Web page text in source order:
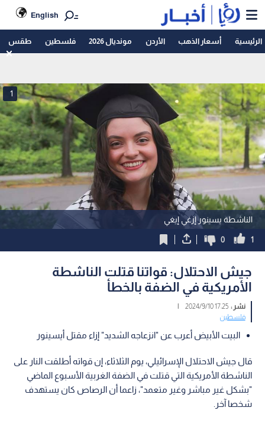
English
الرئيسية أسعار الذهب الأردن مونديال 2026 فلسطين طقس
الناشطة يسينور إزغي إيغي
1
1
0
جيش الاحتلال: قواتنا قتلت الناشطة
الأمريكية في الضفة بالخطأ
نشر :17:25 2024/9/10
|
فلسطين
البيت الأبيض أعرب عن "انزعاجه الشديد" إزاء مقتل أيسينور
قال جيش الاحتلال الإسرائيلي، يوم الثلاثاء، إن قواته أطلقت النار على
الناشطة الأمريكية التي قتلت في الضفة الغربية الأسبوع الماضي
"بشكل غير مباشر وغير متعمد"، زاعما أن الرصاص كان يستهدف
شخصا آخر.